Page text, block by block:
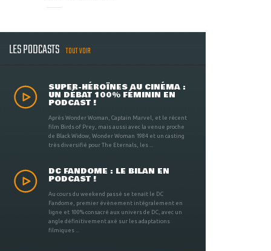
LES PODCASTS TOUT VOIR
SUPER-HÉROÏNES AU CINÉMA :
UN DÉBAT 100% FÉMININ EN
PODCAST !
Après Wonder Woman, Captain Marvel, et le récent
film Birds of Prey, mais aussi avec la venue proche
de Black Widow, Wonder Woman 1984 et un casting
très diversifié pour The Eternals, les ...
DC FANDOME : LE BILAN EN
PODCAST !
Au cours du weekend passé se tenait le DC
Fandome, premier évènement intégralement en
ligne et 100% consacré aux univers de DC, avec un
angle définitivement axé sur les adaptations
filmiques ...